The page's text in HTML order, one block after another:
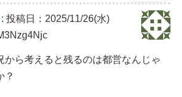
: 投稿日：2025/11/26(水)
から考えると残るのは都営なんじゃ
？